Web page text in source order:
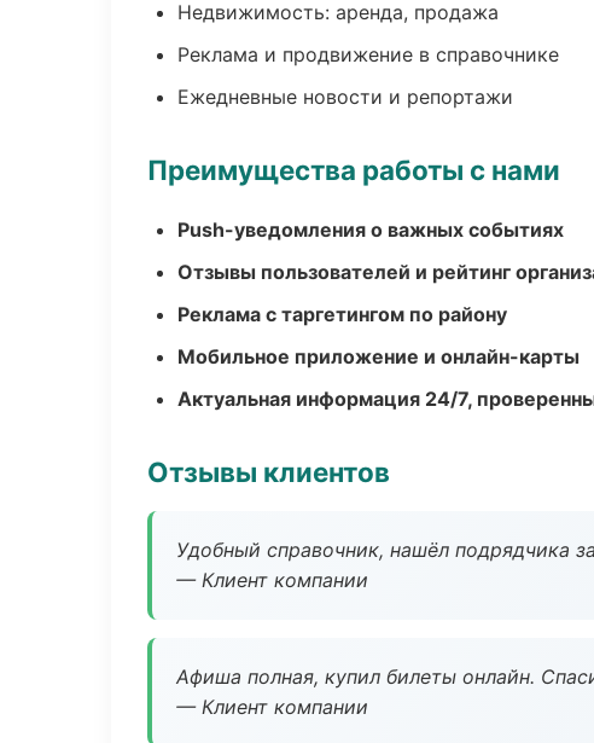
Недвижимость: аренда, продажа
Реклама и продвижение в справочнике
Ежедневные новости и репортажи
Преимущества работы с нами
Push-уведомления о важных событиях
Отзывы пользователей и рейтинг
Реклама с таргетингом по району
Мобильное приложение и онлайн-карты
Актуальная информация 24/7,
Отзывы клиентов
Удобный справочник, нашёл подрядчика
— Клиент компании
Афиша полная, купил билеты онлайн.
— Клиент компании